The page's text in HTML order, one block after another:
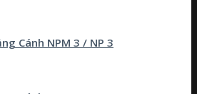
Cánh NPM 3 / NP 3